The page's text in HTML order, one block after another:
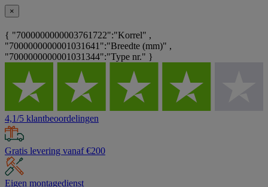
×
{ "7000000000003761722":"Korrel" ,
"7000000000001031641":"Breedte (mm)" ,
"7000000000001031344":"Type nr." }
4,1/5 klantbeoordelingen
Gratis levering vanaf €200
Eigen montagedienst